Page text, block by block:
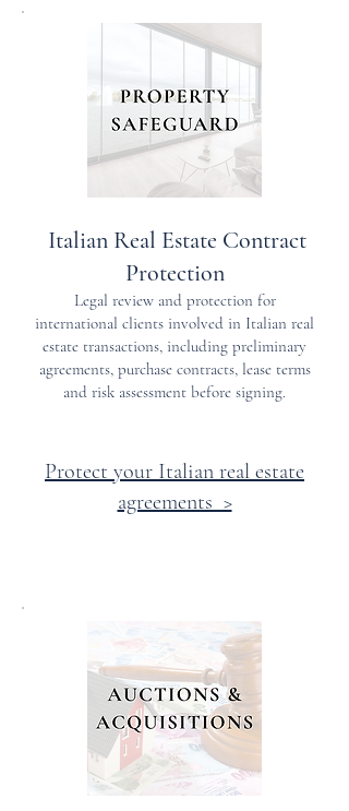
Italian Real Estate Contract
Protection
Legal review and protection for
international clients involved in Italian real
estate transactions, including preliminary
agreements, purchase contracts, lease terms
and risk assessment before signing.
Protect your Italian real estate
agreements >